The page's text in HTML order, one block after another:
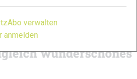
wunderschönes
Abo verwalten
anmelden